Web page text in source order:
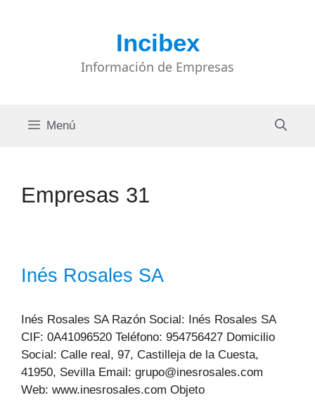
Incibex
Información de Empresas
Menú
Empresas 31
Inés Rosales SA
Inés Rosales SA Razón Social: Inés Rosales SA
CIF: 0A41096520 Teléfono: 954756427 Domicilio
Social: Calle real, 97, Castilleja de la Cuesta,
41950, Sevilla Email: grupo@inesrosales.com
Web: www.inesrosales.com Objeto